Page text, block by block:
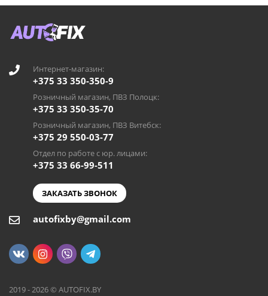
Интернет-магазин:
+375 33 350-350-9
Розничный магазин, ПВЗ Полоцк:
+375 33 350-35-70
Розничный магазин, ПВЗ Витебск:
+375 29 550-03-77
Отдел по работе с юр. лицами:
+375 33 66-99-511
ЗАКАЗАТЬ ЗВОНОК
autofixby@gmail.com
2019 - 2026 © AUTOFIX.BY